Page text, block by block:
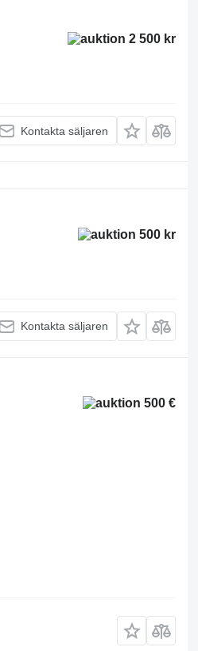
2 500 kr
Kontakta säljaren
500 kr
Kontakta säljaren
500 €